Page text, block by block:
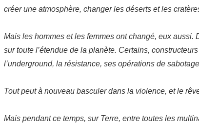
créer une atmosphère, changer les déserts et les
Mais les hommes et les femmes ont changé, eux
sur toute l’étendue de la planète. Certains,
l’underground, la résistance, ses opérations de
Tout peut à nouveau basculer dans la violence, et le
Mais pendant ce temps, sur Terre, entre toutes les